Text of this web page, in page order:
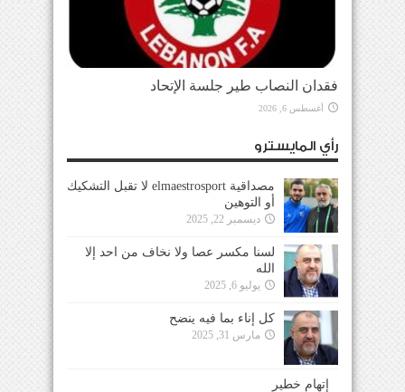
فقدان النصاب طير جلسة الإتحاد
أغسطس 6, 2026
رأي المايسترو
مصداقية elmaestrosport لا تقبل التشكيك
أو التوهين
ديسمبر 22, 2025
لسنا مكسر عصا ولا نخاف من احد إلا
الله
يوليو 6, 2025
كل إناء بما فيه ينضح
مارس 31, 2025
إتهام خطير